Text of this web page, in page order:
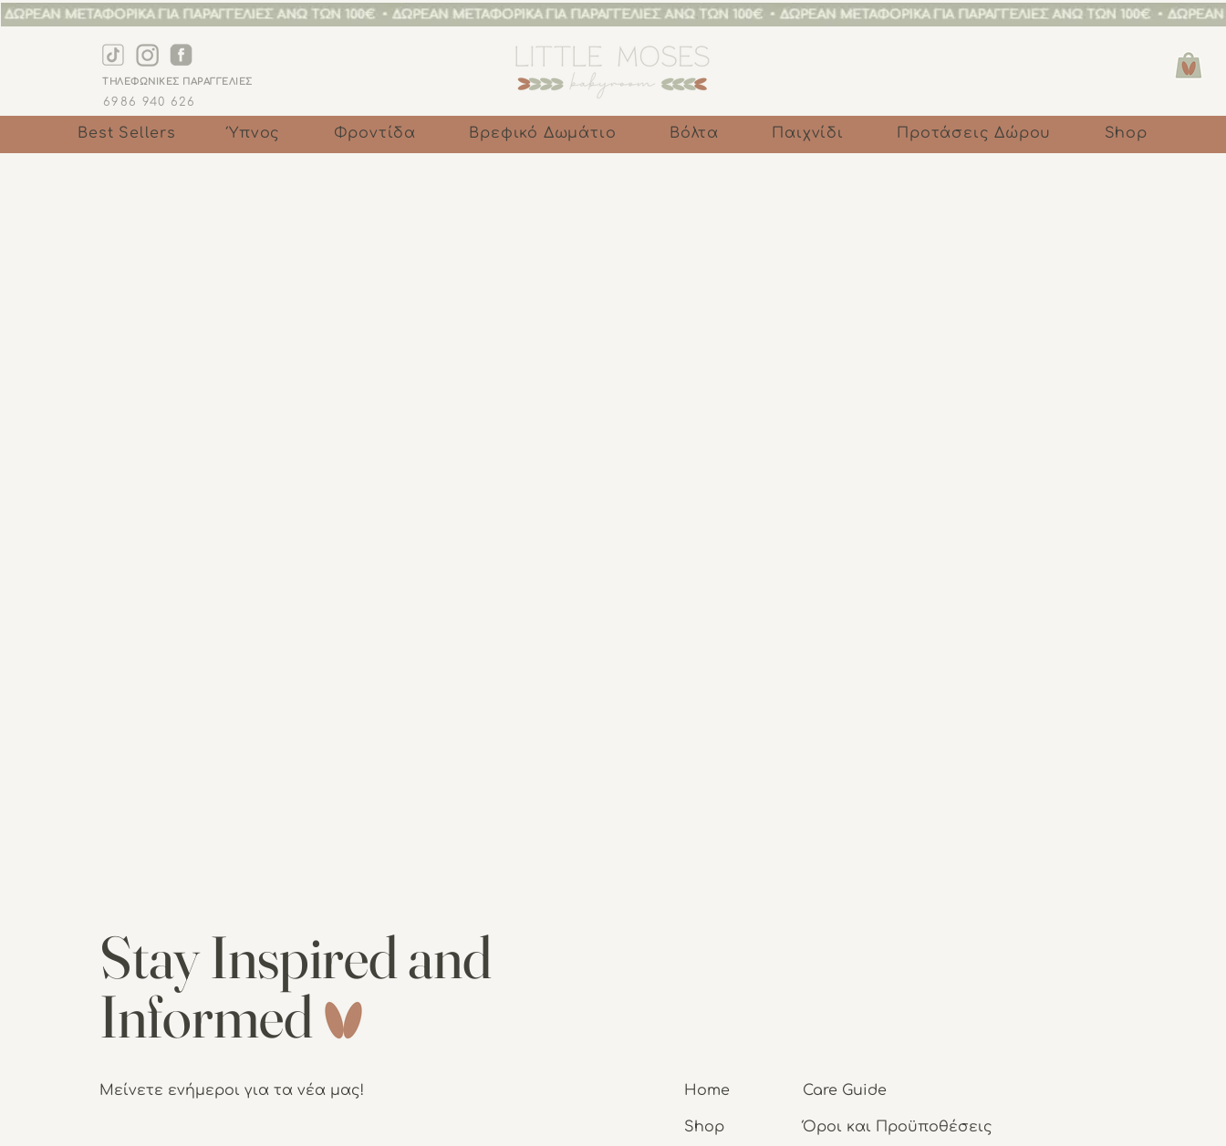
6986 940 6 26
ΤΗΛΕΦΩΝΙΚΕΣ ΠΑΡΑΓΓΕΛΙΕΣ
Best Sellers Ύπνος Φροντίδα Βρεφικό Δωμάτιο Βόλτα Παιχνίδι Προτάσεις Δώρου Shop
Stay Inspired and
Informed
Μείνετε ενήμεροι για τα νέα μας! Home
Shop
Care Guide
Όροι και Προϋποθέσεις